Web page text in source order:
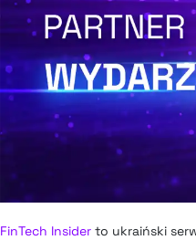
FinTech Insider to ukraiński